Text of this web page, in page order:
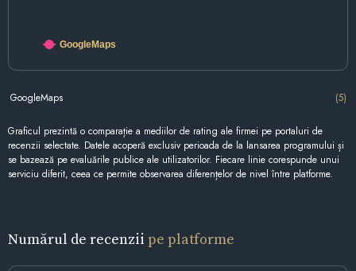
GoogleMaps
GoogleMaps (5)
Graficul prezintă o comparație a mediilor de rating ale firmei pe portaluri de
recenzii selectate. Datele acoperă exclusiv perioada de la lansarea programului și
se bazează pe evaluările publice ale utilizatorilor. Fiecare linie corespunde unui
serviciu diferit, ceea ce permite observarea diferențelor de nivel între platforme.
Numărul de recenzii pe platforme